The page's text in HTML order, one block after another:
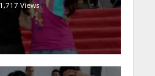
1,717 Views